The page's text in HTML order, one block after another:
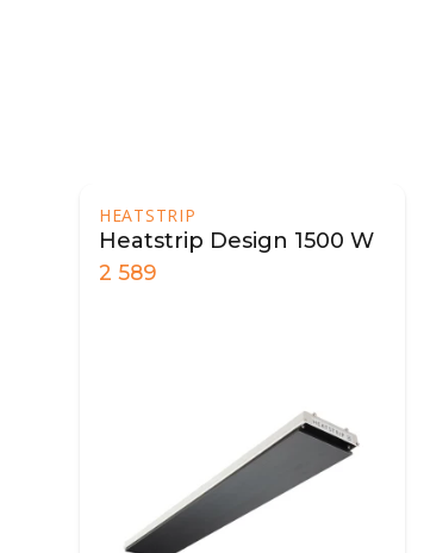
HEATSTRIP
Heatstrip Design 1500 W
2 589